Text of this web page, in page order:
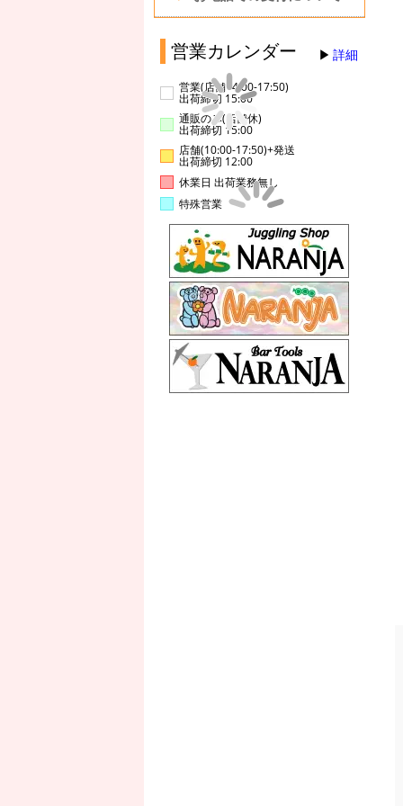
営業カレンダー 詳細
営業(店舗14:00-17:50)
出荷締切 15:00
通販のみ(店舗休)
出荷締切 15:00
店舗(10:00-17:50)+発送
出荷締切 12:00
休業日 出荷業務無し
特殊営業